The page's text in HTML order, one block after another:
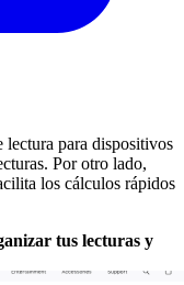
para dispositivos
Por otro lado,
los cálculos rápidos
tus lecturas y